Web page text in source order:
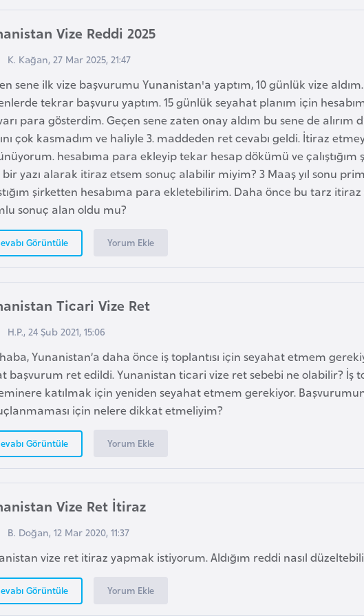
Vize Reddi 2025
K. Kağan, 27 Mar 2025, 21:47
sene ilk vize başvurumu Yunanistan'a yaptım, 10 günlük vize aldım.
tekrar başvuru yaptım. 15 günlük seyahat planım için
para gösterdim. Geçen sene zaten onay aldım bu sene de alırım
çok kasmadım ve haliyle 3. maddeden ret cevabı geldi. İtiraz
hesabıma para ekleyip tekar hesap dökümü ve çalıştığım
bir yazı alarak itiraz etsem sonuç alabilir miyim? 3 Maaş yıl sonu
şirketten hesabıma para ekletebilirim. Daha önce bu tarz
sonuç alan oldu mu?
Görüntüle Yorum Ekle
Ticari Vize Ret
H.P., 24 Şub 2021, 15:06
Yunanistan’a daha önce iş toplantısı için seyahat etmem
başvurum ret edildi. Yunanistan ticari vize ret sebebi ne olabilir? İş
katılmak için yeniden seyahat etmem gerekiyor.
için nelere dikkat etmeliyim?
Görüntüle Yorum Ekle
Vize Ret İtiraz
B. Doğan, 12 Mar 2020, 11:37
vize ret itiraz yapmak istiyorum. Aldığım reddi nasıl
Görüntüle Yorum Ekle